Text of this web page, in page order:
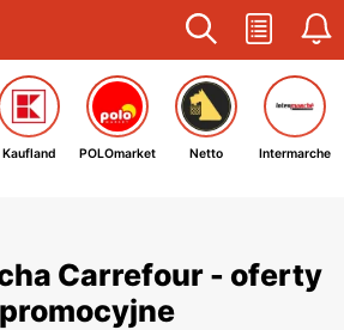
Kaufland POLOmarket Netto Intermarche
Carrefour - oferty